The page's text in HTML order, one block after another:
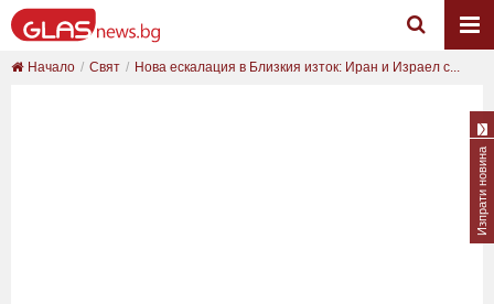
Начало Свят Нова ескалация в Близкия изток: Иран и Израел с...
Изпрати новина